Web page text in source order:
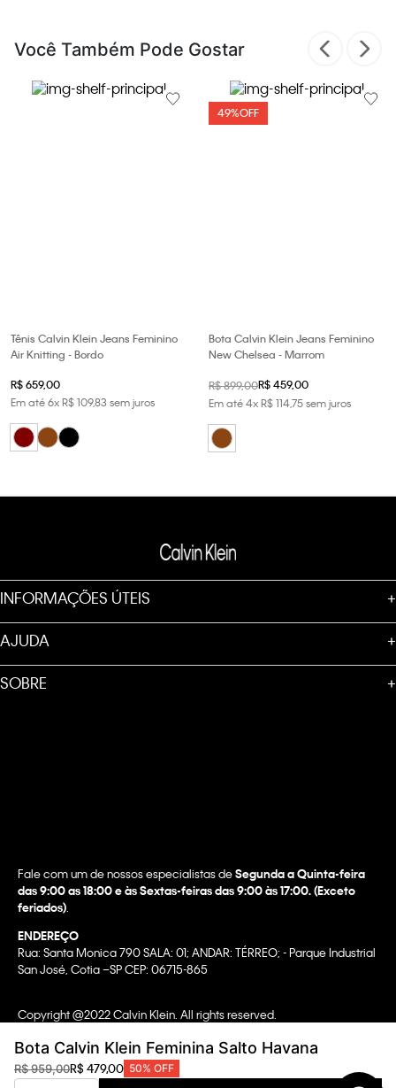
Bota Calvin Klein Feminina Salto Havana
R$959,00R$479,00 50% OFF
Você Também Pode Gostar
Tênis Calvin Klein Jeans Feminino
Air Knitting - Bordo
R$659,00
Em até6xR$109,83 sem juros
49%OFF
Bota Calvin Klein Jeans Feminino
New Chelsea - Marrom
R$899,00R$459,00
Em até4xR$11475sem juros
INFORMAÇÕES ÚTEIS +
AJUDA +
SOBRE +
Fale com um de nossos especialistas deSegunda a Quinta-feira
das 9:00 as 18:00 e às Sextas-feiras das 9:00 às 17:00. (Exceto
feriados)
ENDEREÇO
Rua: Santa Monica 790 SALA: 01; ANDAR: TÉRREO; - Parque Industrial
San José, Cotia –SP CEP: 06715-865
Copyright @2022 Calvin Klein. All rights reserved.
CNPJ 07.296.319/0058-90